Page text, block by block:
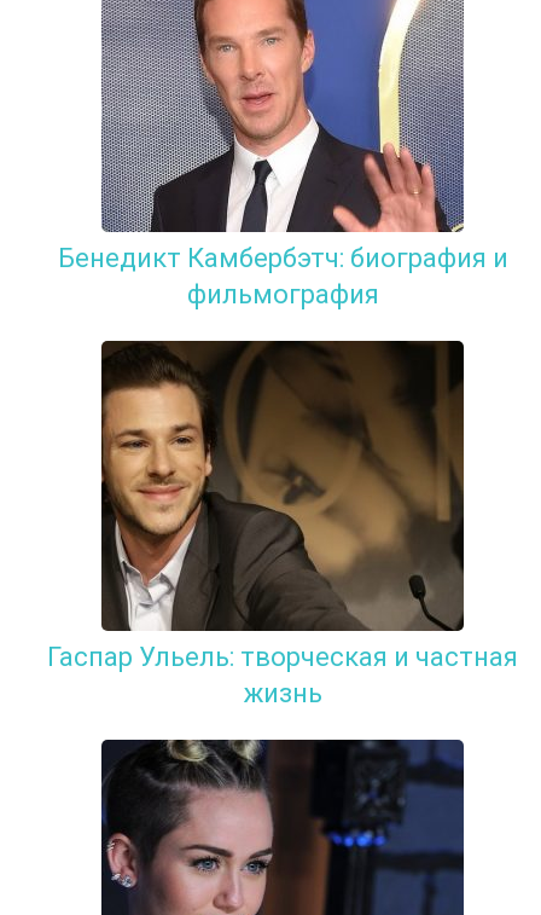
Бенедикт Камбербэтч: биография и
фильмография
Гаспар Ульель: творческая и частная
жизнь